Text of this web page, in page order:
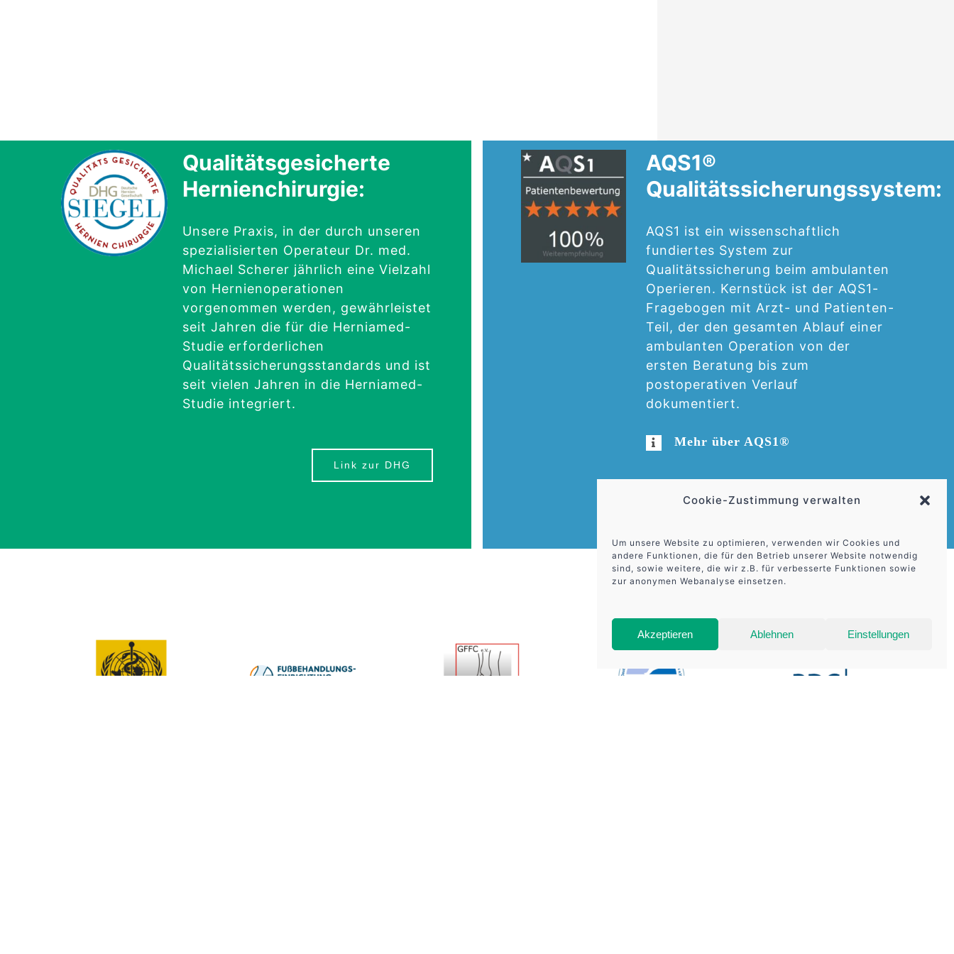
Cookie-Zustimmung verwalten
Um unsere Website zu optimieren, verwenden wir Cookies und
andere Funktionen, die für den Betrieb unserer Website notwendig
sind, sowie weitere, die wir z.B. für verbesserte Funktionen sowie
zur anonymen Webanalyse einsetzen.
Akzeptieren Ablehnen Einstellungen
Qualitätsgesicherte
Hernienchirurgie:
Unsere Praxis, in der durch unseren
spezialisierten Operateur Dr. med.
Michael Scherer jährlich eine Vielzahl
von Hernienoperationen
vorgenommen werden, gewährleistet
seit Jahren die für die Herniamed-
Studie erforderlichen
Qualitätssicherungsstandards und ist
seit vielen Jahren in die Herniamed-
Studie integriert.
Link zur DHG
AQS1®
Qualitätssicherungssystem:
AQS1 ist ein wissenschaftlich
fundiertes System zur
Qualitätssicherung beim ambulanten
Operieren. Kernstück ist der AQS1-
Fragebogen mit Arzt- und Patienten-
Teil, der den gesamten Ablauf einer
ambulanten Operation von der
ersten Beratung bis zum
postoperativen Verlauf
dokumentiert.
Mehr über AQS1®